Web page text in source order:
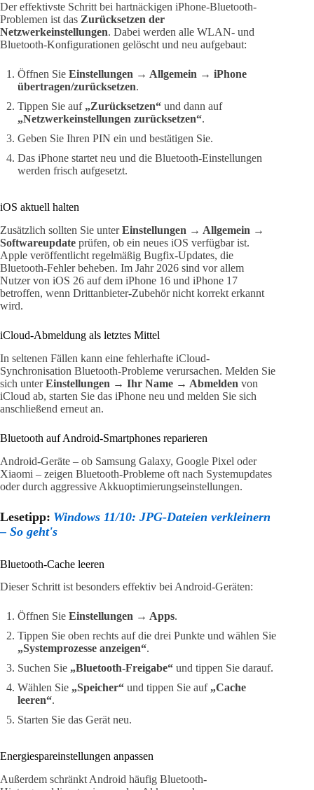
Der effektivste Schritt bei hartnäckigen iPhone-Bluetooth-
Problemen ist das Zurücksetzen der
Netzwerkeinstellungen. Dabei werden alle WLAN- und
Bluetooth-Konfigurationen gelöscht und neu aufgebaut:
Öffnen Sie Einstellungen → Allgemein → iPhone
übertragen/zurücksetzen.
Tippen Sie auf „Zurücksetzen“ und dann auf
„Netzwerkeinstellungen zurücksetzen“.
Geben Sie Ihren PIN ein und bestätigen Sie.
Das iPhone startet neu und die Bluetooth-Einstellungen
werden frisch aufgesetzt.
iOS aktuell halten
Zusätzlich sollten Sie unterEinstellungen → Allgemein →
Softwareupdate prüfen, ob ein neues iOS verfügbar ist.
Apple veröffentlicht regelmäßig Bugfix-Updates, die
Bluetooth-Fehler beheben. Im Jahr 2026 sind vor allem
Nutzer von iOS 26 auf dem iPhone 16 und iPhone 17
betroffen, wenn Drittanbieter-Zubehör nicht korrekt erkannt
wird.
iCloud-Abmeldung als letztes Mittel
In seltenen Fällen kann eine fehlerhafte iCloud-
Synchronisation Bluetooth-Probleme verursachen. Melden Sie
sich unterEinstellungen → Ihr Name → Abmelden von
iCloud ab, starten Sie das iPhone neu und melden Sie sich
anschließend erneut an.
Bluetooth auf Android-Smartphones reparieren
Android-Geräte – ob Samsung Galaxy, Google Pixel oder
Xiaomi – zeigen Bluetooth-Probleme oft nach Systemupdates
oder durch aggressive Akkuoptimierungseinstellungen.
Lesetipp: Windows 11/10: JPG-Dateien verkleinern
– So geht's
Bluetooth-Cache leeren
Dieser Schritt ist besonders effektiv bei Android-Geräten:
Öffnen Sie Einstellungen → Apps.
Tippen Sie oben rechts auf die drei Punkte und wählen Sie
„Systemprozesse anzeigen“.
Suchen Sie „Bluetooth-Freigabe“ und tippen Sie darauf.
Wählen Sie „Speicher“ und tippen Sie auf „Cache
leeren“.
Starten Sie das Gerät neu.
Energiespareinstellungen anpassen
Außerdem schränkt Android häufig Bluetooth-